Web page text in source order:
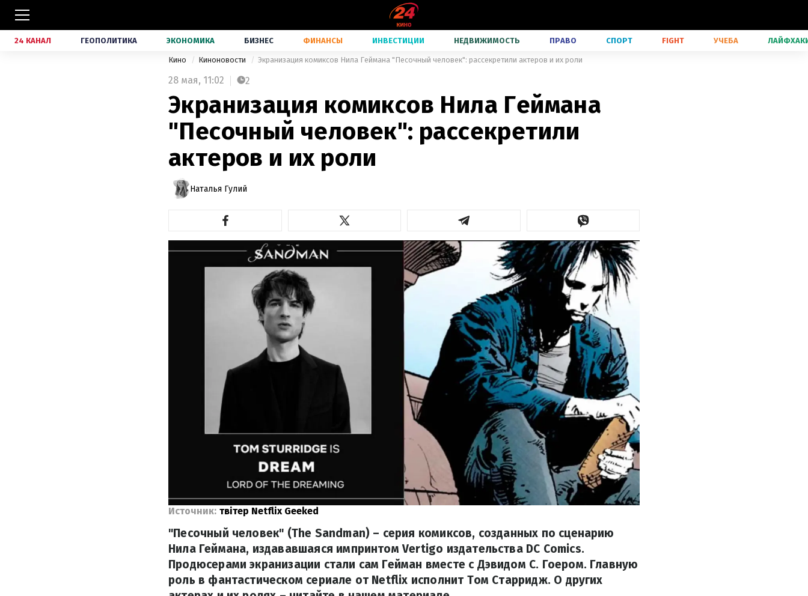
24 КАНАЛ ГЕОПОЛИТИКА ЭКОНОМИКА БИЗНЕС ФИНАНСЫ ИНВЕСТИЦИИ НЕДВИЖИМОСТЬ ПРАВО СПОРТ FIGHT УЧЕБА
Кино Киноновости Экранизация комиксов Нила Геймана "Песочный человек": рассекретили актеров и их роли
28 мая, 11:02 2
Экранизация комиксов Нила Геймана
"Песочный человек": рассекретили
актеров и их роли
Наталья Гулий
Источник: твітер Netflix Geeked
"Песочный человек" (The Sandman) – серия комиксов, созданных по сценарию
Нила Геймана, издававшаяся импринтом Vertigo издательства DC Comics.
Продюсерами экранизации стали сам Гейман вместе с Дэвидом С. Гоером. Главную
роль в фантастическом сериале от Netflix исполнит Том Старридж. О других